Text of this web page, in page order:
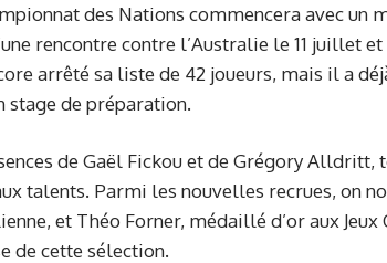
des Nations commencera avec un
rencontre contre l’Australie le 11 juillet
arrêté sa liste de 42 joueurs, mais il a
stage de préparation.
de Gaël Fickou et de Grégory Alldritt,
talents. Parmi les nouvelles recrues, on
et Théo Forner, médaillé d’or aux
de cette sélection.